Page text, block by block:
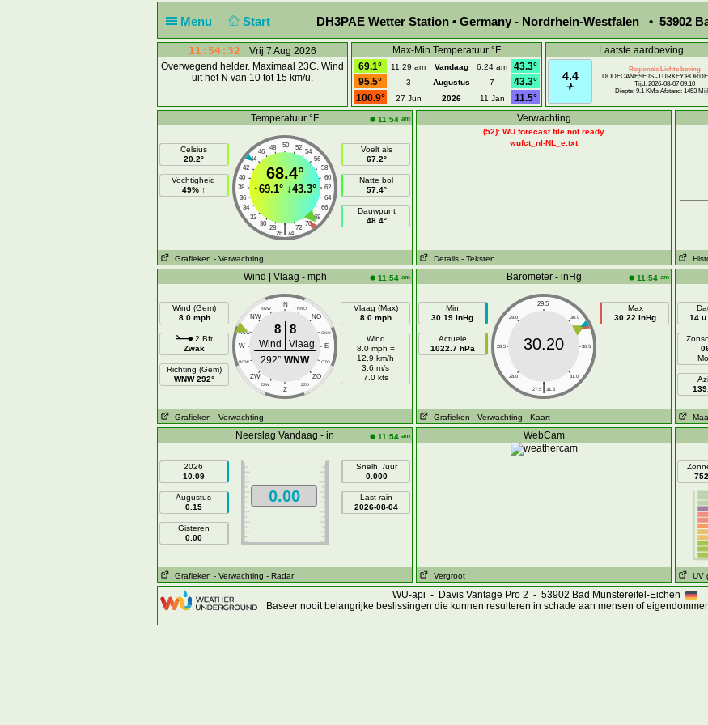
Menu Start DH3PAE Wetter Station • Germany - Nordrhein-Westfalen • 53902
11:54:32
Vrij 7 Aug 2026
Overwegend helder. Maximaal 23C. Wind
uit het N van 10 tot 15 km/u.
Max-Min Temperatuur °F
69.1°
11:29 am Vandaag 6:24 am
43.3°
95.5°
3 Augustus 7
43.3°
100.9°
27 Jun 2026 11 Jan 11.5°
Laatste aardbeving
4.4
Regionale Lichte beving
DODECANESE IS.-TURKEY
Tijd: 2026-08-07 09:10
Diepte: 9.1 KMs Afstand: 1453
Temperatuur °F
11:54 am
Celsius
20.2°
Vochtigheid
49% ↑
50
48 52
46
54
44
56
42
58
40
60
38
62
36
64
34
66
32
68
30
70
28 72
|
26 74
68.4°
↑69.1° ↓43.3°
Voelt als
67.2°
Natte bol
57.4°
Dauwpunt
48.4°
Grafieken - Verwachting
Verwachting
(52): WU forecast file not ready
wufct_nl-NL_e.txt
Details - Teksten
Wind | Vlaag - mph 11:54 am
Wind (Gem)
8.0 mph
2 Bft
Zwak
Richting (Gem)
WNW 292°
N
NNW NNO
NW NO
WNW ONO
W E
WZW OZO
ZW ZO
ZZW ZZO
Z
8 8
Wind
Vlaag
292° WNW
Vlaag (Max)
8.0 mph
Wind
8.0 mph =
12.9 km/h
3.6 m/s
7.0 kts
Grafieken - Verwachting
Barometer - inHg 11:54 am
Min
30.19 inHg
Actuele
1022.7 hPa
29.5
29.0 30.0
28.5 30.5
28.0 31.0
|
27.5 31.5
30.20
Max
30.22 inHg
Grafieken - Verwachting - Kaart
14
Neerslag Vandaag - in 11:54 am
2026
10.09
Augustus
0.15
Gisteren
0.00
0.00
Snelh. /uur
0.000
Last rain
2026-08-04
Grafieken - Verwachting - Radar
WebCam
Vergroot UV
WU-api - Davis Vantage Pro 2 - 53902 Bad Münstereifel-Eichen
Baseer nooit belangrijke beslissingen die kunnen resulteren in schade aan mensen of